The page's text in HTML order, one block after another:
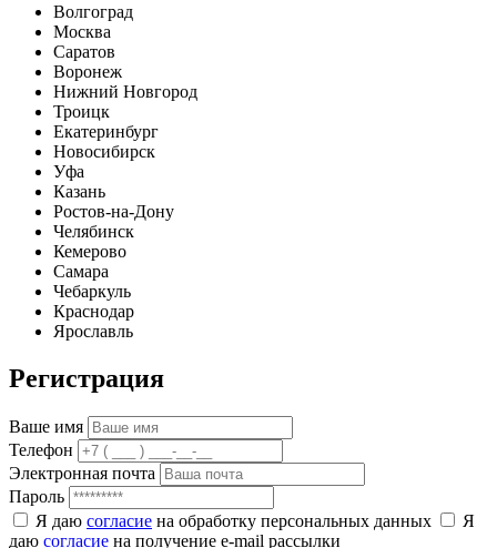
Волгоград
Москва
Саратов
Воронеж
Нижний Новгород
Троицк
Екатеринбург
Новосибирск
Уфа
Казань
Ростов-на-Дону
Челябинск
Кемерово
Самара
Чебаркуль
Краснодар
Ярославль
Регистрация
Ваше имя
Телефон
Электронная почта
Пароль
Я даю согласие на обработку персональных данных
Я
даю согласие на получение e-mail рассылки